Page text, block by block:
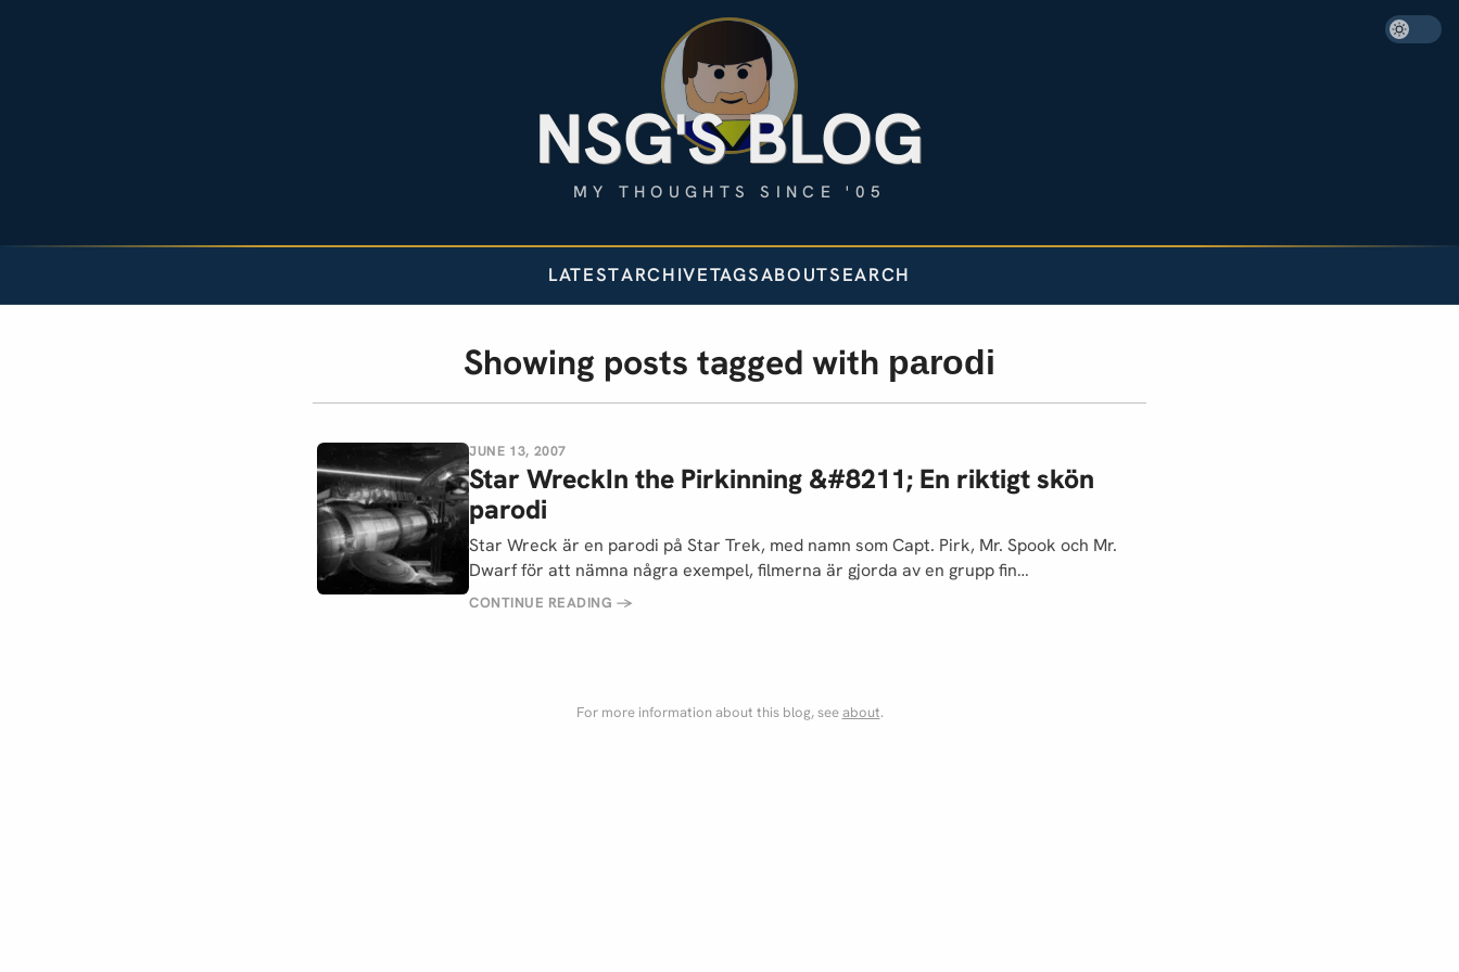
NSG'S BLOG
MY THOUGHTS SINCE '05
LATESTARCHIVETAGSABOUTSEARCH
Showing posts tagged with parodi
JUNE 13, 2007
Star WreckIn the Pirkinning &#8211; En riktigt skön
parodi
Star Wreck är en parodi på Star Trek, med namn som Capt. Pirk, Mr. Spook och Mr.
Dwarf för att nämna några exempel, filmerna är gjorda av en grupp fin…
CONTINUE READING →
For more information about this blog, seeabout.